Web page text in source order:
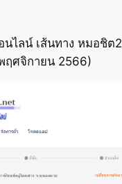
นไลน์ เส้นทาง หมอชิต2
ฤศจิกายน 2566)